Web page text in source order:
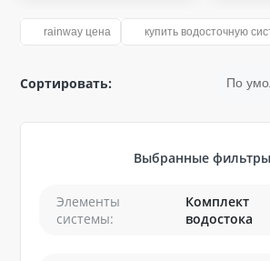
rainway цена купить водосточную
Сортировать: По
Выбранные
Элементы
системы:
Комплект
водостока